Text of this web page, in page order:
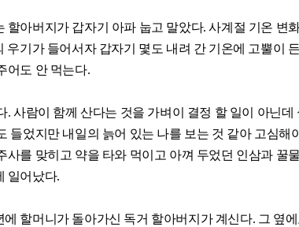
할아버지가 갑자기 아파 눕고 말았다. 사계절 기온 변
우기가 들어서자 갑자기 몇도 내려 간 기온에 고뿔이
어도 안 먹는다.
. 사람이 함께 산다는 것을 가벼이 결정 할 일이 아닌
들었지만 내일의 늙어 있는 나를 보는 것 같아 고심해
사를 맞히고 약을 타와 먹이고 아껴 두었던 인삼과 꿀
일어났다.
에 할머니가 돌아가신 독거 할아버지가 계신다. 그 옆